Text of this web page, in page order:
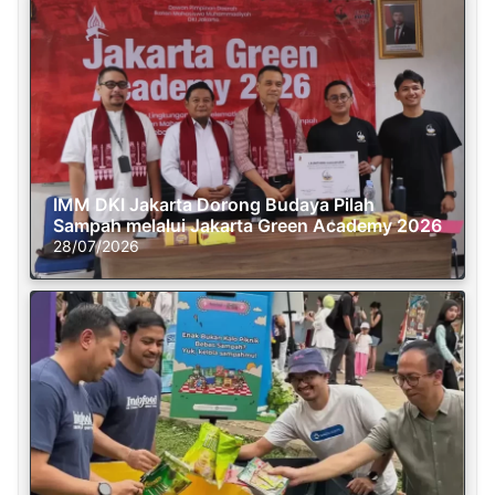
IMM DKI Jakarta Dorong Budaya Pilah
Sampah melalui Jakarta Green Academy 2026
28/07/2026